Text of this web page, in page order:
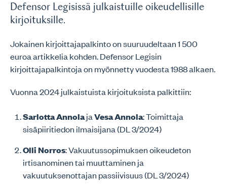
Defensor Legisissä julkaistuille oikeudellisille
kirjoituksille.
Jokainen kirjoittajapalkinto on suuruudeltaan 1 500
euroa artikkelia kohden. Defensor Legisin
kirjoittajapalkintoja on myönnetty vuodesta 1988 alkaen.
Vuonna 2024 julkaistuista kirjoituksista palkittiin:
Sarlotta AnnolajaVesa Annola: Toimittaja
sisäpiiritiedon ilmaisijana (DL 3/2024)
Olli Norros: Vakuutussopimuksen oikeudeton
irtisanominen tai muuttaminen ja
vakuutuksenottajan passiivisuus (DL 3/2024)